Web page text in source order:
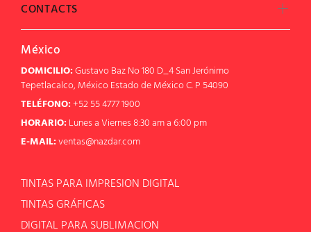
CONTACTS
México
DOMICILIO:Gustavo Baz No 180 D_4 San Jerónimo
Tepetlacalco, México Estado de México C. P 54090
TELÉFONO:+52 55 4777 1900
HORARIO: Lunes a Viernes 8:30 am a 6:00 pm
E-MAIL:ventas@nazdar.com
TINTAS PARA IMPRESION DIGITAL
TINTAS GRÁFICAS
DIGITAL PARA SUBLIMACION